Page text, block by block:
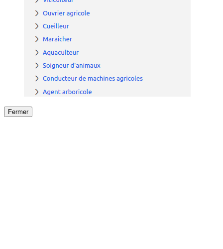
Fermer